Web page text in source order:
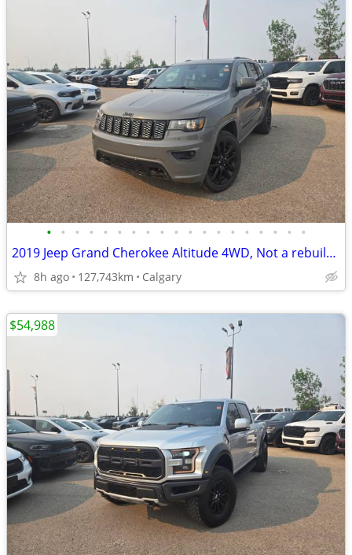
• • • • • • • • • • • • • • • • • • •
2019 Jeep Grand Cherokee Altitude 4WD, Not a rebuild, Local #250418A
8h ago 127,743km Calgary
$54,988